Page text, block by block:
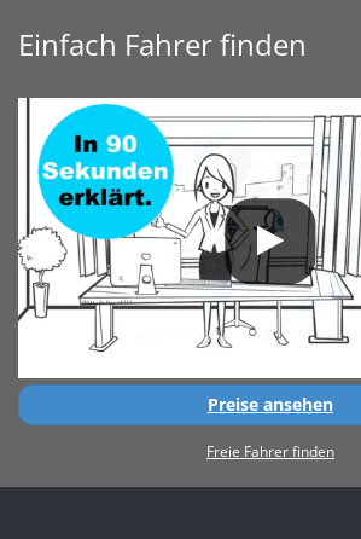
Einfach Fahrer finden
Preise ansehen
Freie Fahrer finden